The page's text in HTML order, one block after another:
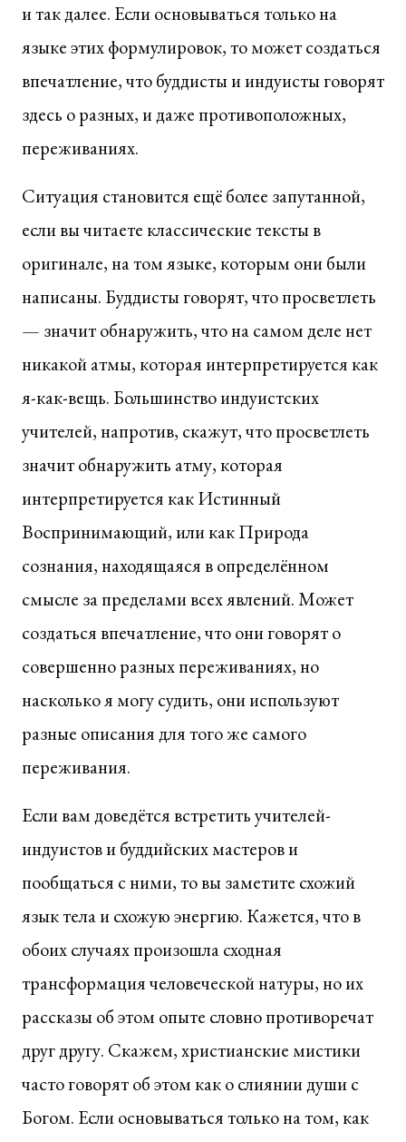
и так далее. Если основываться только на
языке этих формулировок, то может создаться
впечатление, что буддисты и индуисты говорят
здесь о разных, и даже противоположных,
переживаниях.
Ситуация становится ещё более запутанной,
если вы читаете классические тексты в
оригинале, на том языке, которым они были
написаны. Буддисты говорят, что просветлеть
— значит обнаружить, что на самом деле нет
никакой атмы, которая интерпретируется как
я-как-вещь. Большинство индуистских
учителей, напротив, скажут, что просветлеть
значит обнаружить атму, которая
интерпретируется как Истинный
Воспринимающий, или как Природа
сознания, находящаяся в определённом
смысле за пределами всех явлений. Может
создаться впечатление, что они говорят о
совершенно разных переживаниях, но
насколько я могу судить, они используют
разные описания для того же самого
переживания.
Если вам доведётся встретить учителей-
индуистов и буддийских мастеров и
пообщаться с ними, то вы заметите схожий
язык тела и схожую энергию. Кажется, что в
обоих случаях произошла сходная
трансформация человеческой натуры, но их
рассказы об этом опыте словно противоречат
друг другу. Скажем, христианские мистики
часто говорят об этом как о слиянии души с
Богом. Если основываться только на том, как